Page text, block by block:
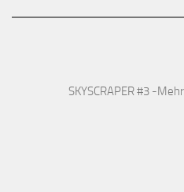
SKYSCRAPER #3 -